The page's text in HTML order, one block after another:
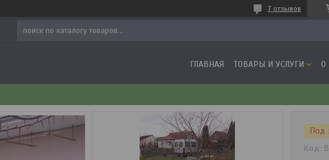
7 отзывов
ГЛАВНАЯ ТОВАРЫ И УСЛУГИ О
Под
Код: